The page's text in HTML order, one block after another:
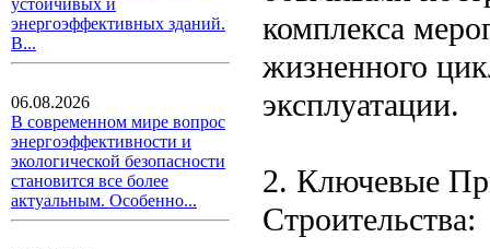
устойчивых и
энергоэффективных зданий.
В...
06.08.2026
В современном мире вопрос
энергоэффективности и
экологической безопасности
становится все более
актуальным. Особенно...
комплекса
жизненного
эксплуатации.
2. Ключевые
Строительства: